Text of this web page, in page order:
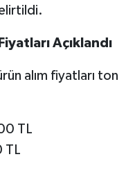
Açıklandı
alım fiyatları ton
TL
TL